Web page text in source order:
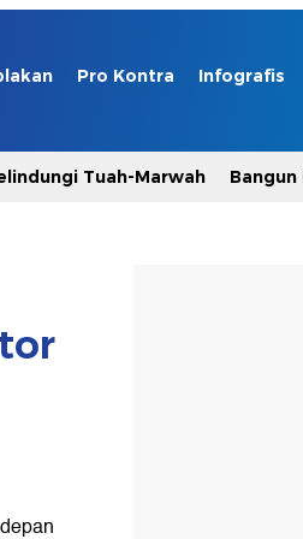
Pro Kontra Infografis
Tuah-Marwah Bangun